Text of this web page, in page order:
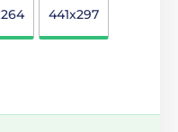
441x297